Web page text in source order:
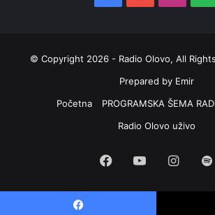
© Copyright 2026 - Radio Olovo, All
Prepared by Emir
Početna
PROGRAMSKA ŠEMA
Radio Olovo uživo
Facebook
YouTube